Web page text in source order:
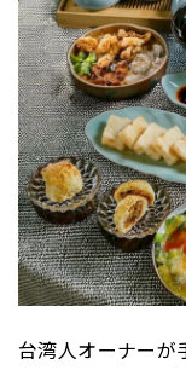
台湾人オーナーが